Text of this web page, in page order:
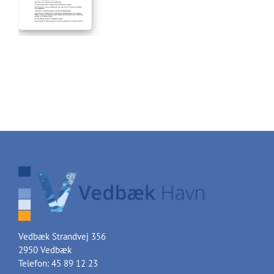
Vedbæk Strandvej 356
2950 Vedbæk
Telefon: 45 89 12 23